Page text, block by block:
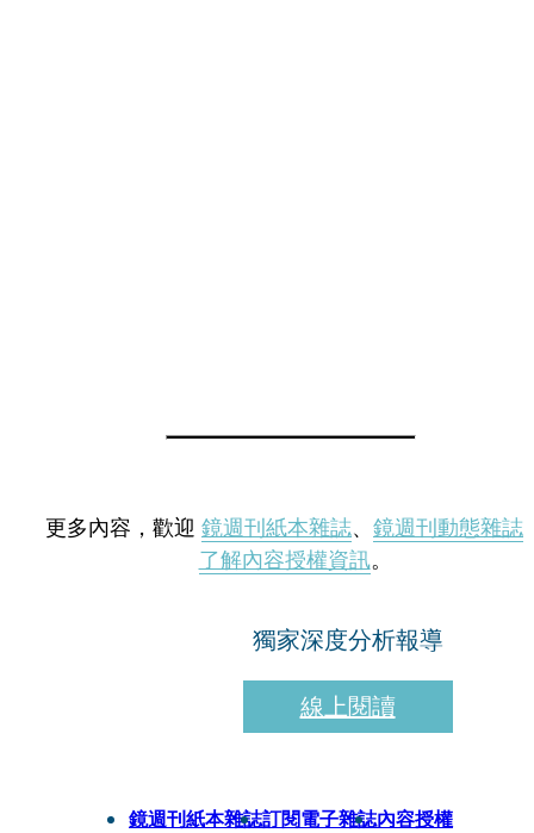
更多內容，歡迎 鏡週刊紙本雜誌、 鏡週刊動態雜誌
了解內容授權資訊。
獨家深度分析報導
線上閱讀
鏡週刊紙本雜誌訂閱電子雜誌內容授權